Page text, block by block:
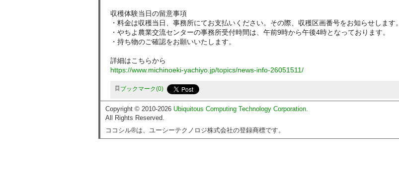
収穫体験当日の留意事項
・料金は収穫当日、事務所にてお支払いください。その際、収穫区画番号をお知らせします。
・やちよ農業交流センターの事務所受付時間は、午前9時から午後4時となっております。
・持ち物のご確認をお願いいたします。
詳細はこちらから
https://www.michinoeki-yachiyo.jp/topics/news-info-26051511/
ブックマーク 0
Copyright © 2010-2026 Ubiquitous Computing Technology Corporation.
All Rights Reserved.
ココシル®は、ユーシーテクノロジ株式会社の登録商標です。